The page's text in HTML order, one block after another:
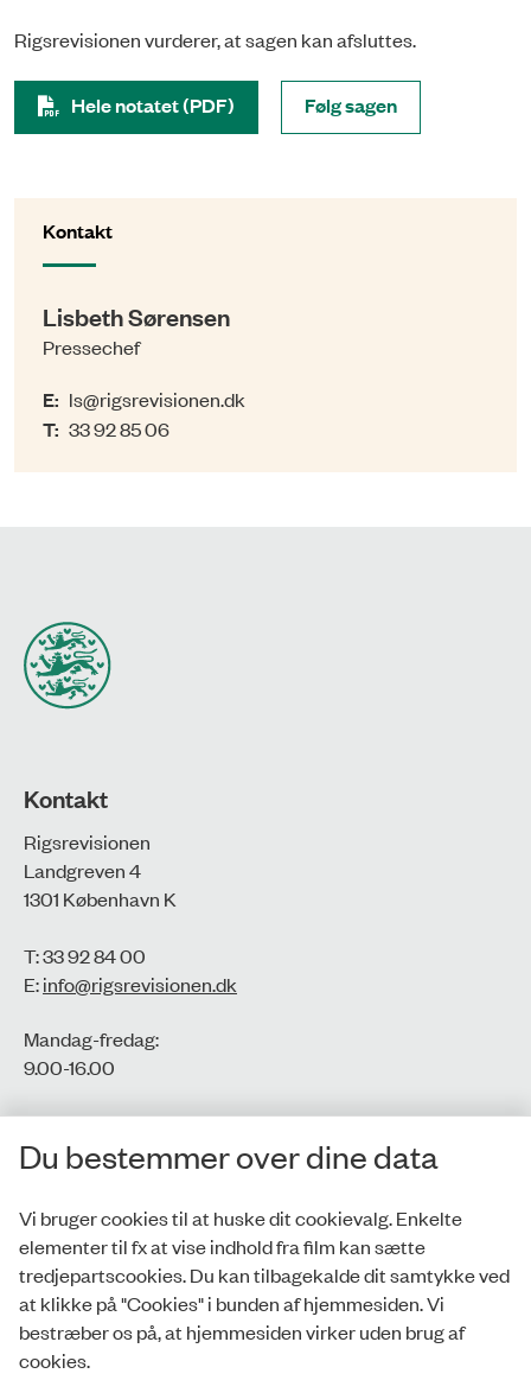
Rigsrevisionen vurderer, at sagen kan afsluttes.
Hele notatet (PDF) Følg sagen
Kontakt
Lisbeth Sørensen
Pressechef
E: ls@rigsrevisionen.dk
T: 33 92 85 06
Kontakt
Rigsrevisionen
Landgreven 4
1301 København K
T: 33 92 84 00
E:info@rigsrevisionen.dk
Mandag-fredag:
9.00-16.00​
CVR-nr.: 77806113
EAN-nr.: 5798000016002
Privatlivspolitik
Whistleblowerordning
Tilgængelighedserklæring
Du bestemmer over dine data
Vi bruger cookies til at huske dit cookievalg. Enkelte
elementer til fx at vise indhold fra film kan sætte
tredjepartscookies. Du kan tilbagekalde dit samtykke ved
at klikke på "Cookies" i bunden af hjemmesiden. Vi
bestræber os på, at hjemmesiden virker uden brug af
cookies.